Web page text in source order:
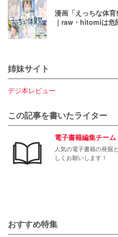
漫画「えっちな体
｜raw・hitomiは危
姉妹サイト
デジ本レビュー
この記事を書いたライター
電子書籍編集チーム
人気の電子書籍の発掘
しくお願いします！
おすすめ特集